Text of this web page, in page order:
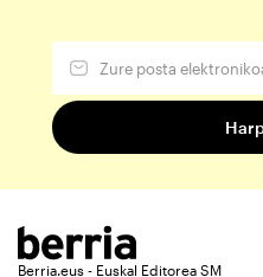
Berria.eus - Euskal Editorea SM